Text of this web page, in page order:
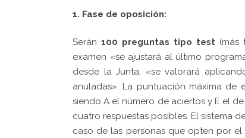
1. Fase de oposición:
Serán100 preguntas tipo test (más
examen «se ajustará al último
desde la Junta, «se valorará
anuladas». La puntuación máxima de
siendo A el número de aciertos y E el
cuatro respuestas posibles. El sistema
caso de las personas que opten por